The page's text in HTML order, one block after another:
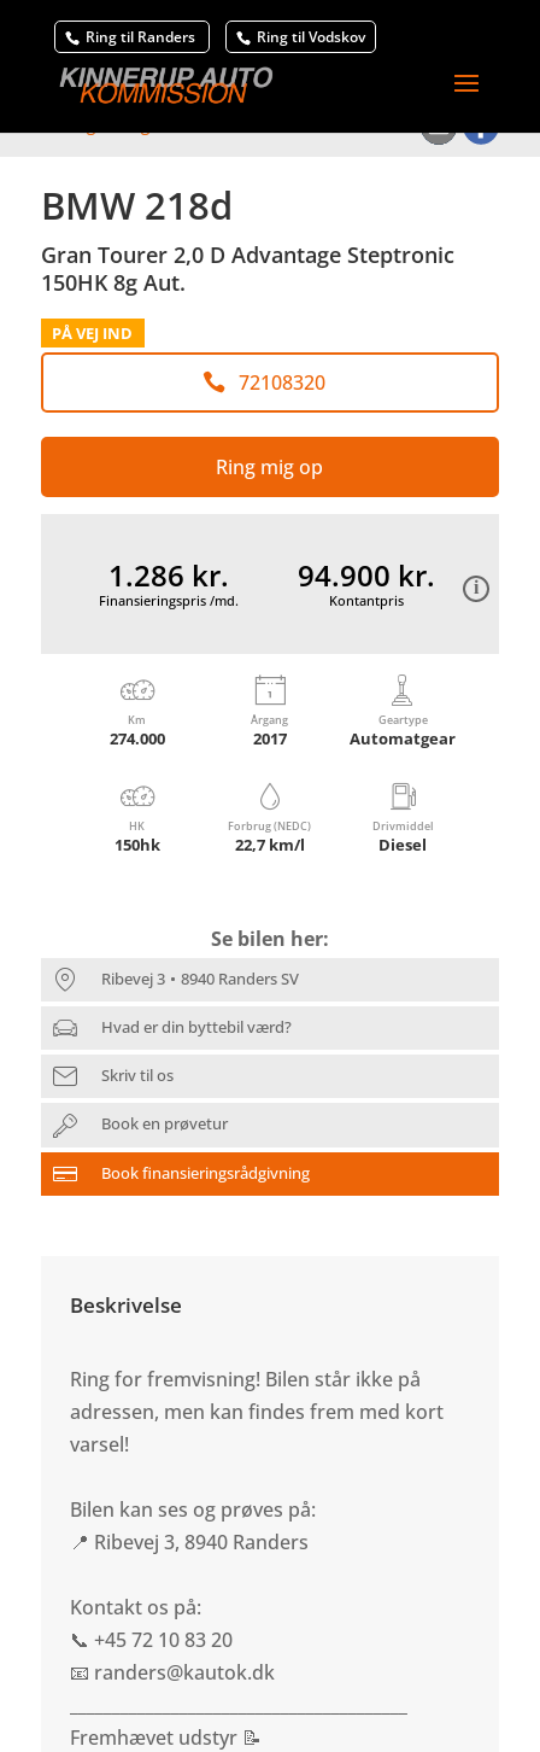
Ring til Randers Ring til Vodskov
BMW 218d
Gran Tourer 2,0 D Advantage Steptronic
150HK 8g Aut.
PÅ VEJ IND
72108320
Ring mig op
1.286 kr.
Finansieringspris /md.
94.900 kr.
Kontantpris
Km
274.000
Årgang
2017
Geartype
Automatgear
HK
150hk
Forbrug (NEDC)
22,7 km/l
Drivmiddel
Diesel
Se bilen her:
Ribevej 3 8940 Randers SV
Hvad er din byttebil værd?
Skriv til os
Book en prøvetur
Book finansieringsrådgivning
Beskrivelse
Ring for fremvisning! Bilen står ikke på
adressen, men kan findes frem med kort
varsel!
Bilen kan ses og prøves på:
📍 Ribevej 3, 8940 Randers
Kontakt os på:
📞 +45 72 10 83 20
📧 randers@kautok.dk
Fremhævet udstyr 📝